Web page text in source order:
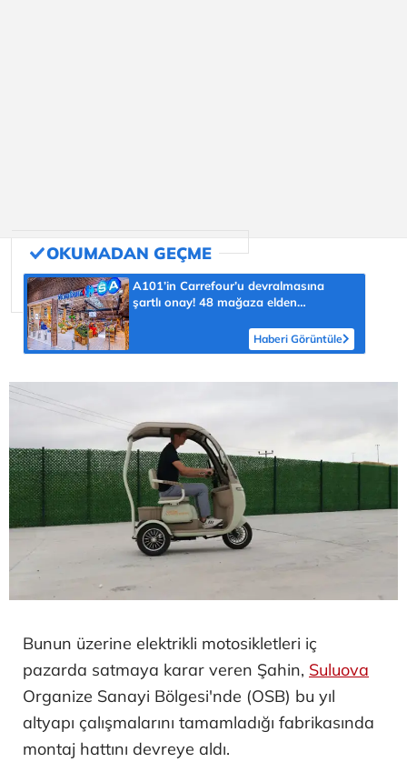
A101’in Carrefour’u devralmasına
şartlı onay! 48 mağaza elden
Haberi Görüntüle
Bunun üzerine elektrikli motosikletleri iç
pazarda satmaya karar veren Şahin, Suluova
Organize Sanayi Bölgesi'nde (OSB) bu yıl
altyapı çalışmalarını tamamladığı fabrikasında
montaj hattını devreye aldı.